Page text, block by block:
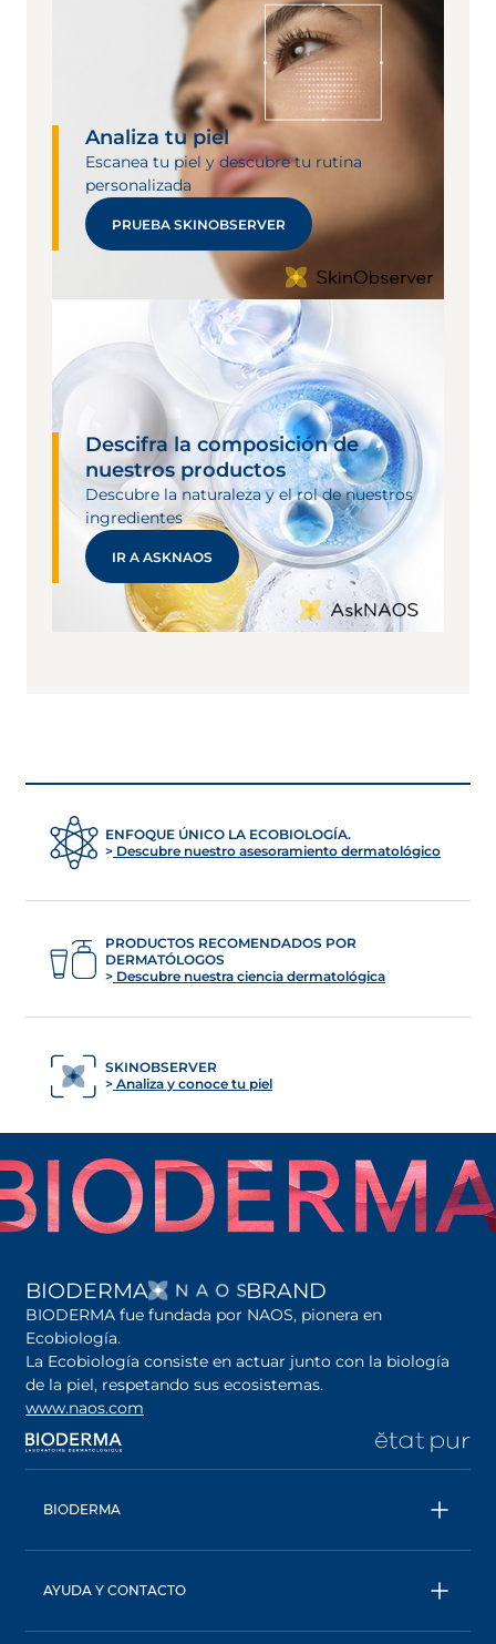
Analiza tu piel
Escanea tu piel y descubre tu rutina
personalizada
PRUEBA SKINOBSERVER
Descifra la composición de
nuestros productos
Descubre la naturaleza y el rol de nuestros
ingredientes
IR A ASKNAOS
ENFOQUE ÚNICO LA ECOBIOLOGÍA.
Descubre nuestro asesoramiento dermatológico
PRODUCTOS RECOMENDADOS POR
DERMATÓLOGOS
Descubre nuestra ciencia dermatológica
SKINOBSERVER
Analiza y conoce tu piel
BIODERMA SE ABRE EN UNA
BRAND
BIODERMA fue fundada por NAOS, pionera en
Ecobiología.
La Ecobiología consiste en actuar junto con la biología
de la piel, respetando sus ecosistemas.
www.naos.com
se abre en una pestaña nueva
se abre en una
BIODERMA
Agua micelar
AYUDA Y CONTACTO